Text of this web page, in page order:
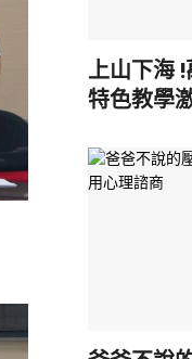
上山下海
特色教學